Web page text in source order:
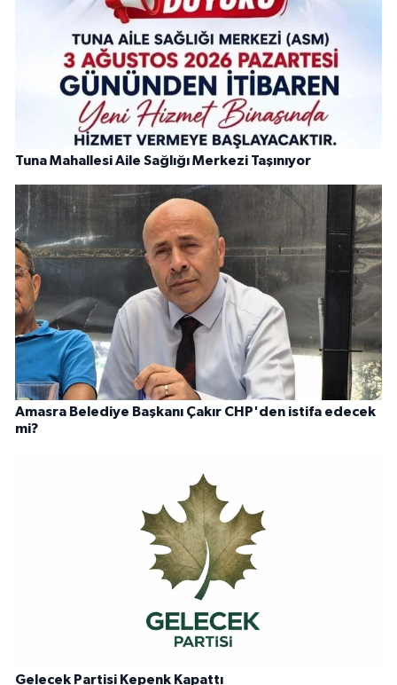
Tuna Mahallesi Aile Sağlığı Merkezi Taşınıyor
Amasra Belediye Başkanı Çakır CHP'den istifa edecek
mi?
Gelecek Partisi Kepenk Kapattı